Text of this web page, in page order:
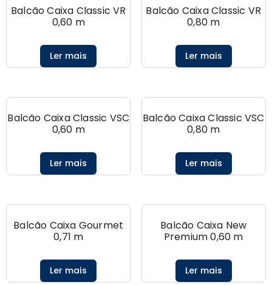
Balcão Caixa Classic VR
0,60 m
Ler mais
Balcão Caixa Classic VR
0,80 m
Ler mais
Balcão Caixa Classic VSC
0,60 m
Ler mais
Balcão Caixa Classic VSC
0,80 m
Ler mais
Balcão Caixa Gourmet
0,71 m
Ler mais
Balcão Caixa New
Premium 0,60 m
Ler mais